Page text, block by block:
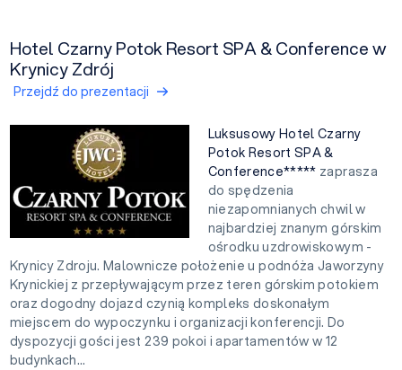
Hotel Czarny Potok Resort SPA & Conference w
Krynicy Zdrój
Przejdź do prezentacji
Luksusowy Hotel Czarny
Potok Resort SPA &
Conference***** zaprasza
do spędzenia
niezapomnianych chwil w
najbardziej znanym górskim
ośrodku uzdrowiskowym -
Krynicy Zdroju. Malownicze położenie u podnóża Jaworzyny
Krynickiej z przepływającym przez teren górskim potokiem
oraz dogodny dojazd czynią kompleks doskonałym
miejscem do wypoczynku i organizacji konferencji. Do
dyspozycji gości jest 239 pokoi i apartamentów w 12
budynkach...